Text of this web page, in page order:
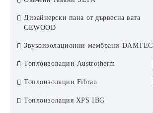
KCS Армстронг
Ламелен метален окачен таван
Дизайнерски пана от дървесна вата
CEWOOD
Звукоизолационни мембрани DAMTEC
Топлоизолации Austrotherm
ЕПС Austrotherm
ЕПС стиропор Аустротерм
XPS Austrotherm
Топлоизолации Fibran
XPS Fibran
Топлоизолация XPS IBG